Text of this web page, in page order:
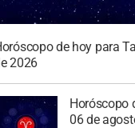
de hoy para
2026
Horóscopo
06 de